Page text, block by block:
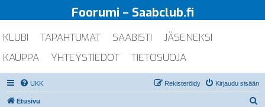
Foorumi – Saabclub.fi
KLUBI TAPAHTUMAT SAABISTI
JÄSENEKSI
KAUPPA
YHTEYSTIEDOT TIETOSUOJA
UKK Kirjaudu sisään
Rekisteröidy
Etusivu